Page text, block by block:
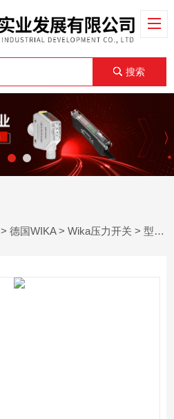
搜索
>德国WIKA>Wika压力开关 > 型号 PSM-530德国WIKA威卡重负载型压力开关